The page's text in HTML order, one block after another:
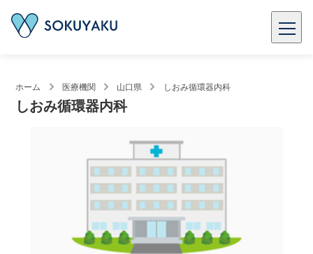
ホーム 医療機関 山口県 しおみ循環器内科
しおみ循環器内科